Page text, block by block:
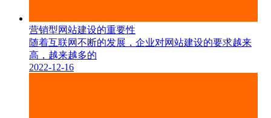
营销型网站建设的重要性
随着互联网不断的发展，企业对网站建设的要求越来
高，越来越多的
2022-12-16